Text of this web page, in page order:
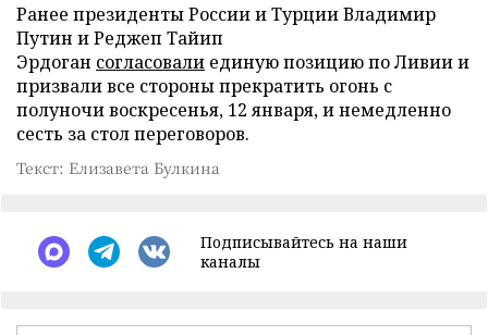
Ранее президенты России и Турции Владимир
Путин и Реджеп Тайип
Эрдоган согласовали единую позицию по Ливии и
призвали все стороны прекратить огонь с
полуночи воскресенья, 12 января, и немедленно
сесть за стол переговоров.
Текст: Елизавета Булкина
Подписывайтесь на наши
каналы